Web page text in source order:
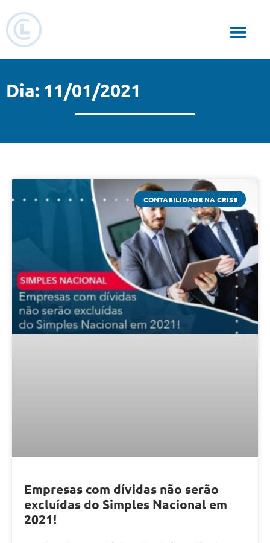
Dia: 11/01/2021
CONTABILIDADE NA CRISE
Empresas com dívidas não serão
excluídas do Simples Nacional em
2021!